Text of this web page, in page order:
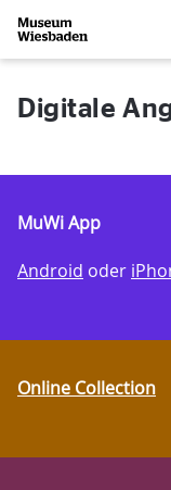
Zur Startseite
Digitale
MuWi App
Android oder
Online Collection